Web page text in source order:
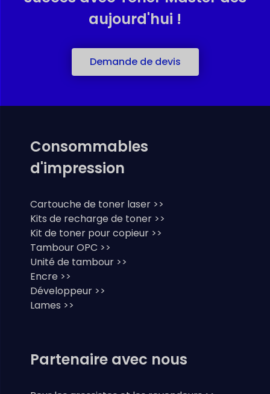
aujourd'hui !
Demande de devis
Consommables
d'impression
Cartouche de toner laser >>
Kits de recharge de toner >>
Kit de toner pour copieur >>
Tambour OPC >>
Unité de tambour >>
Encre >>
Développeur >>
Lames >>
Partenaire avec nous